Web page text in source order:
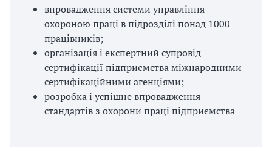
впровадження системи управління
охороною праці в підрозділі понад 1000
працівників;
організація і експертний супровід
сертифікації підприємства міжнародними
сертифікаційними агенціями;
розробка і успішне впровадження
стандартів з охорони праці підприємства